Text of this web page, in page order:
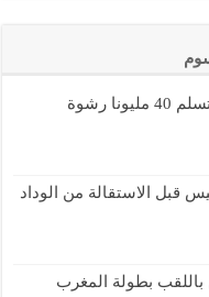
قبل الاستقالة من الوداد
بطولة المغرب